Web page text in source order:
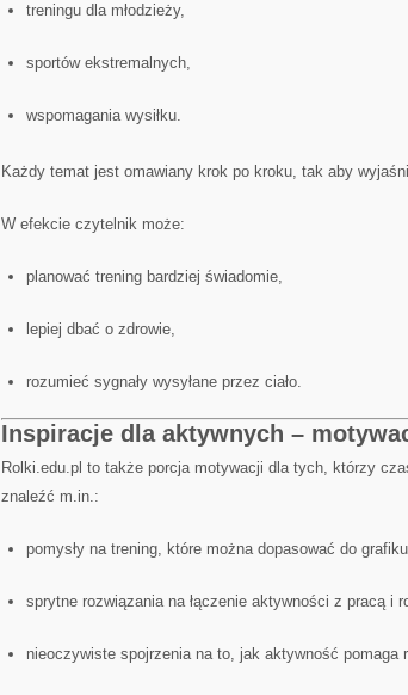
treningu dla młodzieży,
sportów ekstremalnych,
wspomagania wysiłku.
Każdy temat jest omawiany krok po kroku, tak aby
W efekcie czytelnik może:
planować trening bardziej świadomie,
lepiej dbać o zdrowie,
rozumieć sygnały wysyłane przez ciało.
Inspiracje dla aktywnych –
Rolki.edu.pl to także porcja motywacji dla tych, którzy
znaleźć m.in.:
pomysły na trening, które można dopasować do
sprytne rozwiązania na łączenie aktywności z pracą i
nieoczywiste spojrzenia na to, jak aktywność pomaga